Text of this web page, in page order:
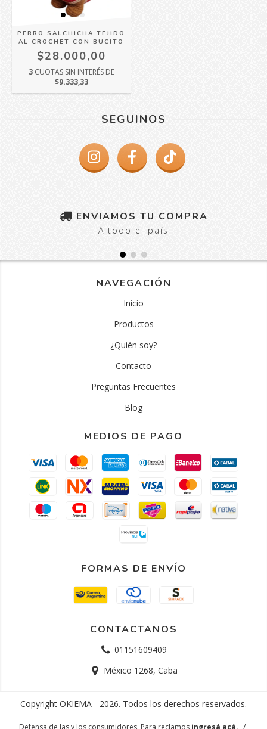
PERRO SALCHICHA TEJIDO
AL CROCHET CON BUCITO
$28.000,00
3 CUOTAS SIN INTERÉS DE
$9.333,33
SEGUINOS
ENVIAMOS TU COMPRA
A todo el país
NAVEGACIÓN
Inicio
Productos
¿Quién soy?
Contacto
Preguntas Frecuentes
Blog
MEDIOS DE PAGO
FORMAS DE ENVÍO
CONTACTANOS
01151609409
México 1268, Caba
Copyright OKIEMA - 2026. Todos los derechos reservados.
Defensa de las y los consumidores. Para reclamos ingresá acá. /